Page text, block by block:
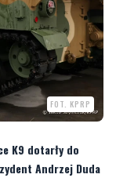
FOT. KPRP
K9 dotarły do
Andrzej Duda